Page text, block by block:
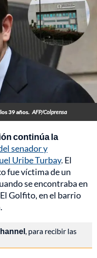
39 años. AFP/Colprensa
continúa la
senador y
Uribe Turbay. El
fue víctima de un
se encontraba en
Golfito, en el barrio
, para recibir las